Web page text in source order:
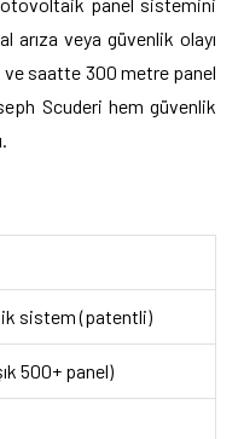
arıza veya güvenlik olayı
ve saatte 300 metre panel
Scuderi hem güvenlik
sistem (patentli)
500+ panel)